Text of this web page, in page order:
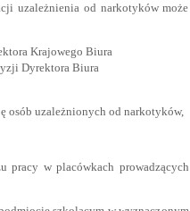
uzależnienia od narkotyków może
Krajowego Biura
Dyrektora Biura
uzależnionych od narkotyków,
w placówkach prowadzących